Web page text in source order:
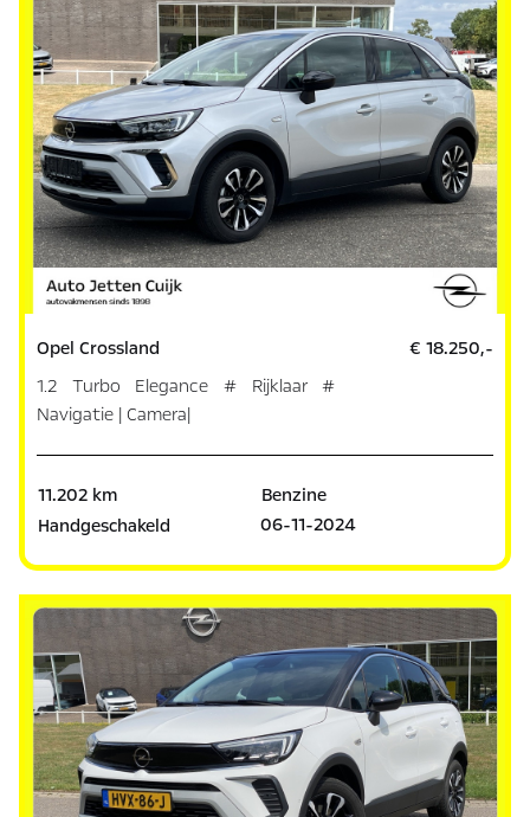
Opel Crossland
1.2 Turbo Elegance # Rijklaar #
Navigatie | Camera|
€ 18.250,-
11.202 km
Benzine
Handgeschakeld
06-11-2024